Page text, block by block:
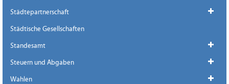
Städtepartnerschaft
Städtische Gesellschaften
Standesamt
Steuern und Abgaben
Wahlen